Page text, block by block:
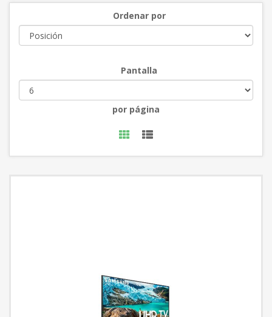
Ordenar por
Pantalla
por página